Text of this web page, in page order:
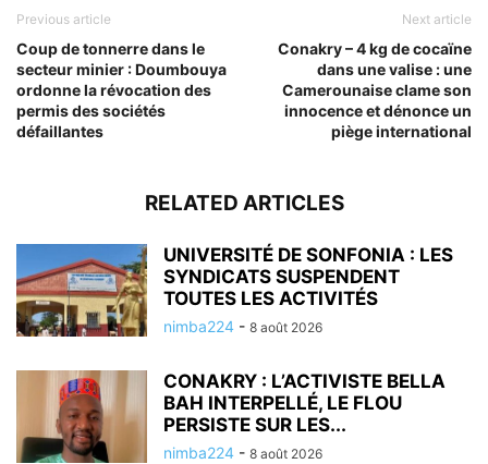
Previous article
Coup de tonnerre dans le
secteur minier : Doumbouya
ordonne la révocation des
permis des sociétés
défaillantes
Next article
Conakry – 4 kg de cocaïne
dans une valise : une
Camerounaise clame son
innocence et dénonce un
piège international
RELATED ARTICLES
UNIVERSITÉ DE SONFONIA : LES
SYNDICATS SUSPENDENT
TOUTES LES ACTIVITÉS
nimba224 - 8 août 2026
CONAKRY : L’ACTIVISTE BELLA
BAH INTERPELLÉ, LE FLOU
PERSISTE SUR LES...
nimba224 - 8 août 2026